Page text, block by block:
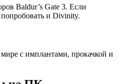
Baldur’s Gate 3. Если
и Divinity.
с имплантами, прокачкой и